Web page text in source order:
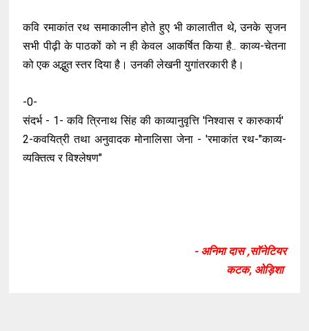
कवि रमाकांत रथ समाकालीन होते हुए भी कालातीत थे, उनके सृजन
सभी पीढ़ी के पाठकों को न ही केवल आकर्षित किया है.. काव्य-चेतना
को एक अद्भुत स्तर दिया है। उनकी लेखनी युगांतरकारी है।
-0-
संदर्भ - 1- कवि त्रिनाथ सिंह की काव्यानुवृत्ति 'निश्वास र कारुकार्य'
2-कवयित्री तथा अनुवादक मोनालिसा जेना - 'रमाकांत रथ-"काव्य-
व्यक्तित्व र विश्लेषण"
- अनिमा दास ,सॉनेटियर
कटक, ओड़िशा